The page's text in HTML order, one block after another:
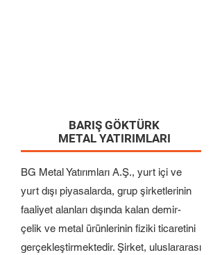
BARIŞ GÖKTÜRK
METAL YATIRIMLARI
BG Metal Yatırımları A.Ş., yurt içi ve
yurt dışı piyasalarda, grup şirketlerinin
faaliyet alanları dışında kalan demir-
çelik ve metal ürünlerinin fiziki ticaretini
gerçekleştirmektedir. Şirket, uluslararası